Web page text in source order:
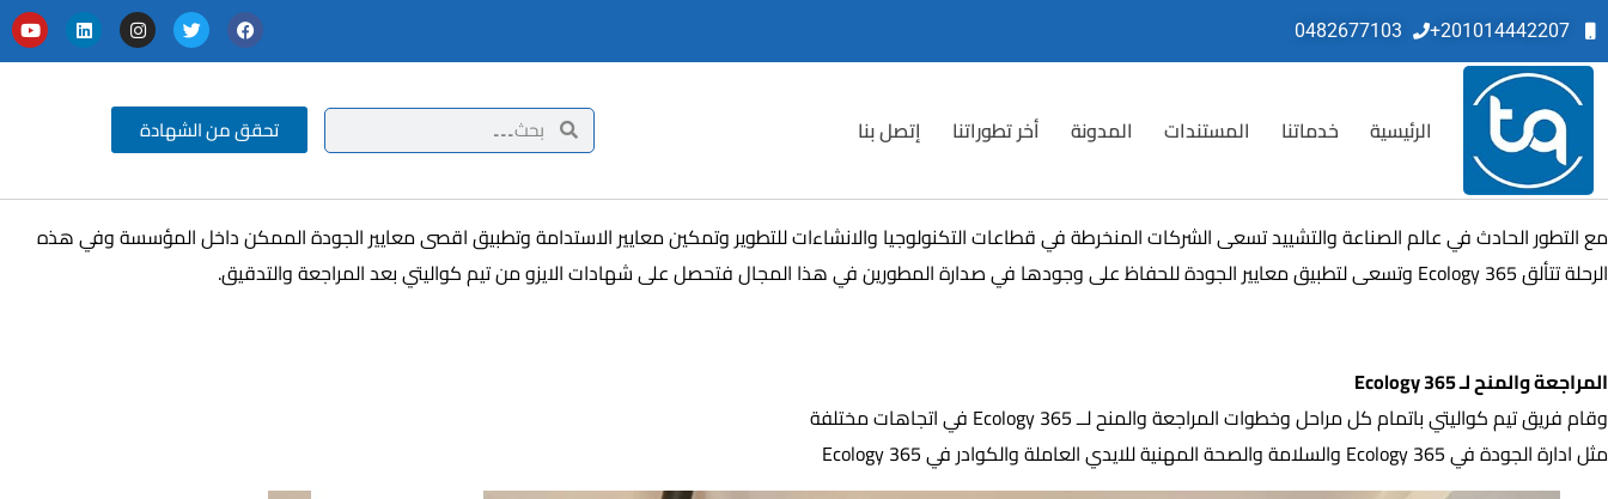
201014442207+
0482677103
الرئيسية خدماتنا المستندات المدونة أخر تطوراتنا إتصل بنا تحقق من الشهادة
مع التطور الحادث في عالم الصناعة والتشييد تسعى الشركات المنخرطة في قطاعات التكنولوجيا والانشاءات للتطوير وتمكين معايير الاستدامة وتطبيق اقصى معايير الجودة الممكن داخل المؤسسة وفي هذه
الرحلة تتألق 365 Ecology وتسعى لتطبيق معايير الجودة للحفاظ على وجودها في صدارة المطورين في هذا المجال فتحصل على شهادات الايزو من تيم كواليتي بعد المراجعة والتدقيق.
المراجعة والمنح لـ 365 Ecology
وقام فريق تيم كواليتي باتمام كل مراحل وخطوات المراجعة والمنح لــ 365 Ecology في اتجاهات مختلفة
مثل ادارة الجودة في 365 Ecology والسلامة والصحة المهنية للايدي العاملة والكوادر في 365 Ecology